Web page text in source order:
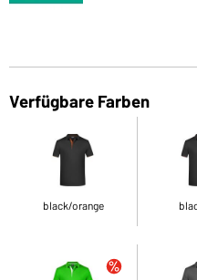
Verfügbare Farben
black/orange